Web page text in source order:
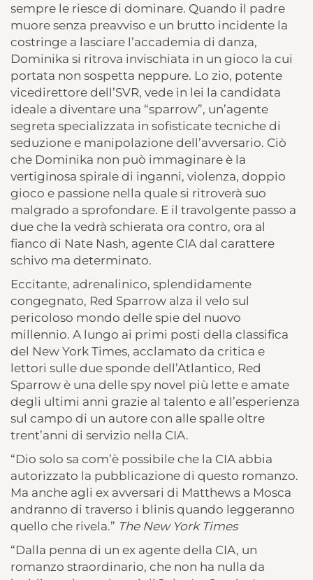
sempre le riesce di dominare. Quando il padre
muore senza preavviso e un brutto incidente la
costringe a lasciare l’accademia di danza,
Dominika si ritrova invischiata in un gioco la cui
portata non sospetta neppure. Lo zio, potente
vicedirettore dell’SVR, vede in lei la candidata
ideale a diventare una “sparrow”, un’agente
segreta specializzata in sofisticate tecniche di
seduzione e manipolazione dell’avversario. Ciò
che Dominika non può immaginare è la
vertiginosa spirale di inganni, violenza, doppio
gioco e passione nella quale si ritroverà suo
malgrado a sprofondare. E il travolgente passo a
due che la vedrà schierata ora contro, ora al
fianco di Nate Nash, agente CIA dal carattere
schivo ma determinato.
Eccitante, adrenalinico, splendidamente
congegnato, Red Sparrow alza il velo sul
pericoloso mondo delle spie del nuovo
millennio. A lungo ai primi posti della classifica
del New York Times, acclamato da critica e
lettori sulle due sponde dell’Atlantico, Red
Sparrow è una delle spy novel più lette e amate
degli ultimi anni grazie al talento e all’esperienza
sul campo di un autore con alle spalle oltre
trent’anni di servizio nella CIA.
“Dio solo sa com’è possibile che la CIA abbia
autorizzato la pubblicazione di questo romanzo.
Ma anche agli ex avversari di Matthews a Mosca
andranno di traverso i blinis quando leggeranno
quello che rivela.” The New York Times
“Dalla penna di un ex agente della CIA, un
romanzo straordinario, che non ha nulla da